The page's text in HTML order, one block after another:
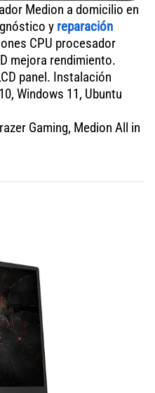
Medion a domicilio en
y reparación
CPU procesador
mejora rendimiento.
panel. Instalación
Windows 11, Ubuntu
Gaming, Medion All in